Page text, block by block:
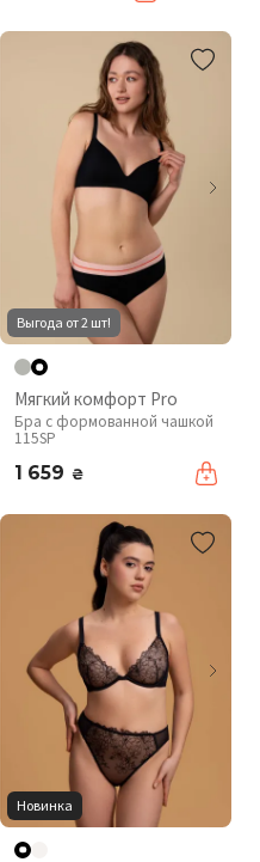
Выгода от 2 шт!
Мягкий комфорт Pro
Бра с формованной чашкой
115SP
1 659 ₴
Новинка